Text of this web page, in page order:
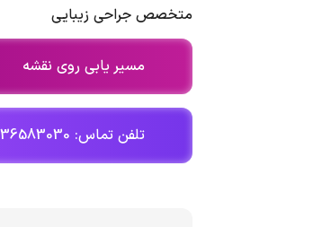
متخصص جراحی زیبایی
مسیر یابی روی نقشه
تلفن تماس: 04136583030